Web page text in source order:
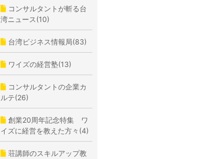
コンサルタントが斬る台
湾ニュース(10)
台湾ビジネス情報局(83)
ワイズの経営塾(13)
コンサルタントの企業カ
ルテ(26)
創業20周年記念特集 ワ
イズに経営を教えた方々(4)
荘講師のスキルアップ教